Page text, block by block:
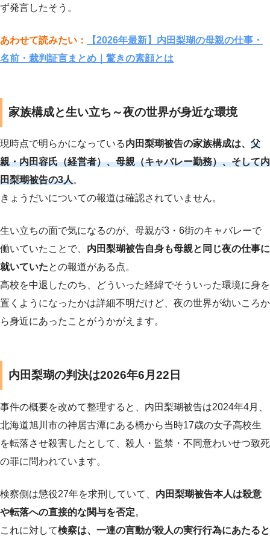
ず発言したそう。
あわせて読みたい：
【2026年最新】内田梨瑚の母親の仕事・
名前・裁判証言まとめ｜驚きの素顔とは
家族構成と生い立ち～夜の世界が身近な環境
現時点で明らかになっている内田梨瑚被告の家族構成は、 父
親・内田容氏（経営者）、母親（キャバレー勤務）、そして内
田梨瑚被告の3人。
きょうだいについての報道は確認されていません。
生い立ちの面で気になるのが、母親が3・6街のキャバレーで
働いていたことで、 内田梨瑚被告自身も母親と同じ夜の仕事に
就いていたとの報道がある点。
高校を中退したのち、どういった経緯でそういった環境に身を
置くようになったかは詳細不明だけど、夜の世界が幼いころか
ら身近にあったことがうかがえます。
内田梨瑚の判決は2026年6月22日
事件の概要を改めて整理すると、内田梨瑚被告は2024年4月、
北海道旭川市の神居古潭にある橋から当時17歳の女子高校生
を転落させ殺害したとして、殺人・監禁・不同意わいせつ致死
の罪に問われています。
検察側は懲役27年を求刑していて、 内田梨瑚被告本人は殺意
や転落への直接的な関与を否定。
これに対して検察は、一連の言動が殺人の実行行為にあたると